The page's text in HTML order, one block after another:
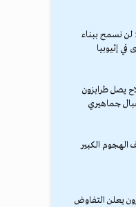
لن نسمح ببناء
إثيوبيا
يصل طرابزون
جماهيري
الهجوم الكبير
يعلن التفاوض